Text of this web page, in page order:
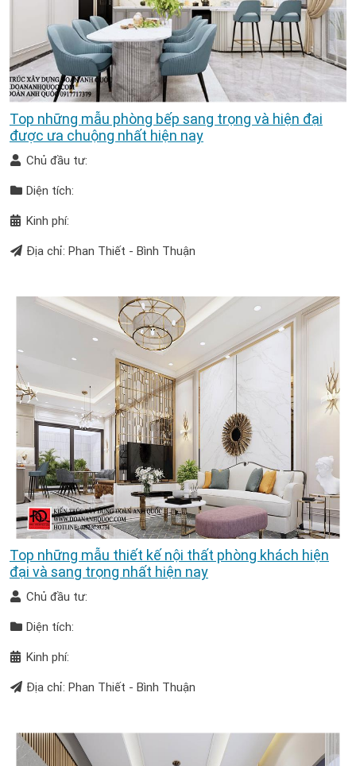
Top những mẫu phòng bếp sang trọng và hiện đại
được ưa chuộng nhất hiện nay
Chủ đầu tư:
Diện tích:
Kinh phí:
Địa chỉ: Phan Thiết - Bình Thuận
Top những mẫu thiết kế nội thất phòng khách hiện
đại và sang trọng nhất hiện nay
Chủ đầu tư:
Diện tích:
Kinh phí:
Địa chỉ: Phan Thiết - Bình Thuận